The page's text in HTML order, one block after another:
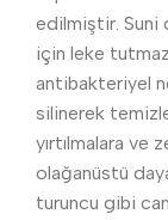
edilmiştir. Suni
için leke
antibakteriyel
silinerek
yırtılmalara ve
olağanüstü
turuncu gibi